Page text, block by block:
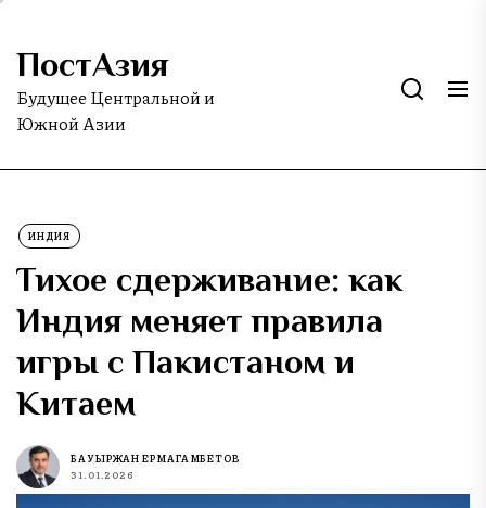
Skip
the
content
ПостАзия
Будущее Центральной и
Южной Азии
ИНДИЯ
Тихое сдерживание: как
Индия меняет правила
игры с Пакистаном и
Китаем
БАУЫРЖАН ЕРМАГАМБЕТОВ
31.01.2026